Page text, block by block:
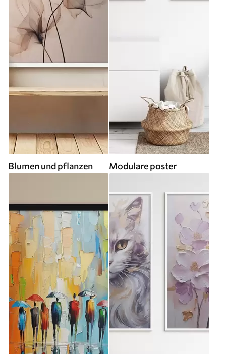
Blumen und pflanzen Modulare poster